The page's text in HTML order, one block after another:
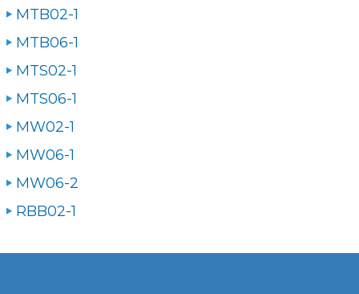
MTB02-1
MTB06-1
MTS02-1
MTS06-1
MW02-1
MW06-1
MW06-2
RBB02-1